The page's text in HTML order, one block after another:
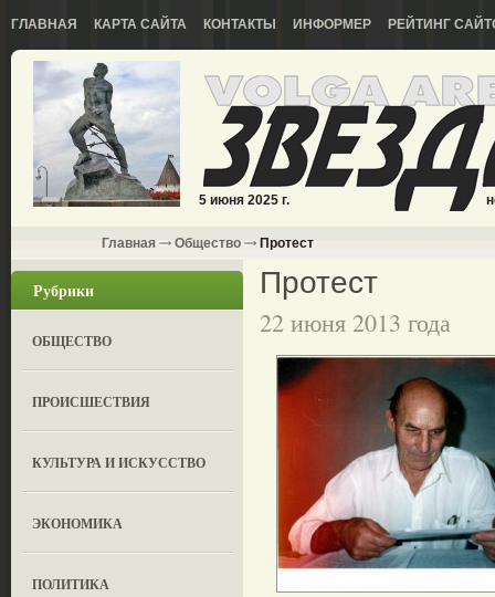
ГЛАВНАЯ КАРТА САЙТА КОНТАКТЫ ИНФОРМЕР РЕЙТИНГ
5 июня 2025 г.
Главная Общество Протест
Рубрики
ОБЩЕСТВО
ПРОИСШЕСТВИЯ
КУЛЬТУРА И ИСКУССТВО
ЭКОНОМИКА
ПОЛИТИКА
Протест
22 июня 2013 года